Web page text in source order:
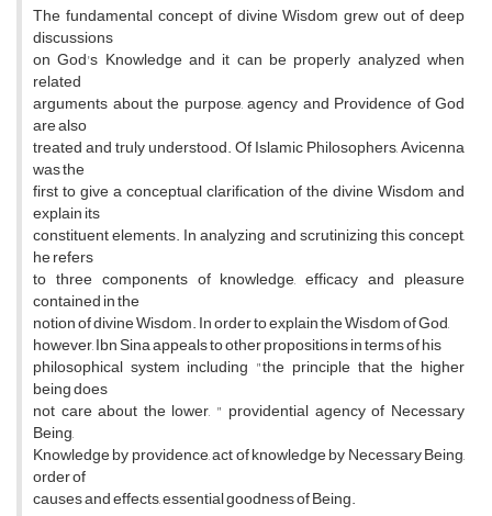
The fundamental concept of divine Wisdom grew out of deep
discussions
on God's Knowledge and it can be properly analyzed when
related
arguments about the purpose, agency and Providence of God
are also
treated and truly understood. Of Islamic Philosophers, Avicenna
was the
first to give a conceptual clarification of the divine Wisdom and
explain its
constituent elements. In analyzing and scrutinizing this concept,
he refers
to three components of knowledge, efficacy and pleasure
contained in the
notion of divine Wisdom. In order to explain the Wisdom of God,
however, Ibn Sina appeals to other propositions in terms of his
philosophical system including "the principle that the higher
being does
not care about the lower, " providential agency of Necessary
Being,
Knowledge by providence, act of knowledge by Necessary Being,
order of
causes and effects, essential goodness of Being.